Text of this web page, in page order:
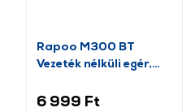
Rapoo M300 BT
Vezeték nélküli egér,
(184340)
6 999 Ft